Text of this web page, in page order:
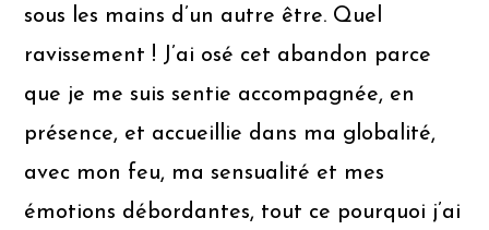
sous les mains d’un autre être. Quel
ravissement ! J’ai osé cet abandon parce
que je me suis sentie accompagnée, en
présence, et accueillie dans ma globalité,
avec mon feu, ma sensualité et mes
émotions débordantes, tout ce pourquoi j’ai